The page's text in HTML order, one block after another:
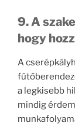
9. A
hogy
A
a legkisebb
mindig